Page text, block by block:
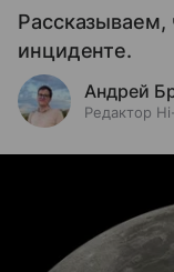
Рассказываем,
инциденте.
Андрей
Редактор